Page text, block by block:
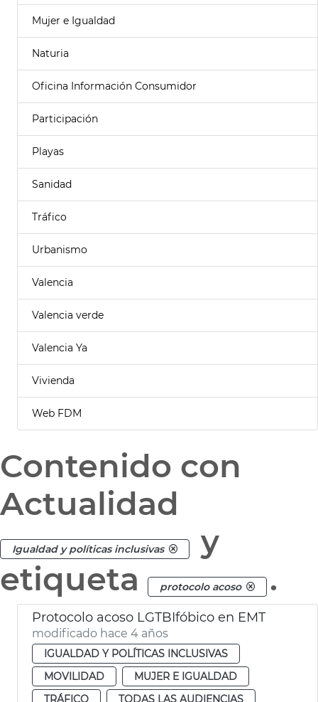
Mujer e Igualdad
Naturia
Oficina Información Consumidor
Participación
Playas
Sanidad
Tráfico
Urbanismo
Valencia
Valencia verde
Valencia Ya
Vivienda
Web FDM
Contenido con
Actualidad
Igualdad y políticas inclusivas
y
etiqueta
protocolo acoso .
Protocolo acoso LGTBIfóbico en EMT
modificado hace 4 años
IGUALDAD Y POLÍTICAS INCLUSIVAS
MOVILIDAD
MUJER E IGUALDAD
TRÁFICO
TODAS LAS AUDIENCIAS